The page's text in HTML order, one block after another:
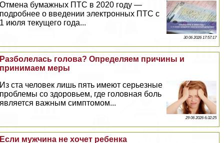
Отмена бумажных ПТС в 2020 году —
подробнее о введении электронных ПТС с
1 июля текущего года...
30 06 2026 17:57:17
Разболелась голова? Определяем причины и
принимаем меры
Из ста человек лишь пять имеют серьезные
проблемы со здоровьем, где головная боль
является важным симптомом...
29 06 2026 6:32:25
Если мужчина не хочет ребенка